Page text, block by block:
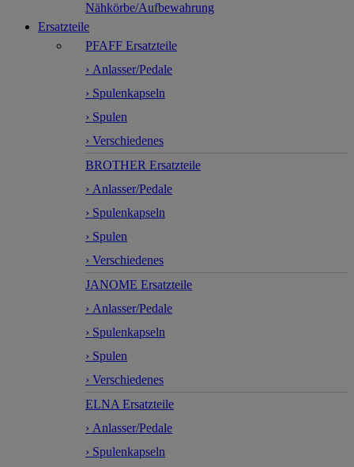
Nähkörbe/Aufbewahrung
Ersatzteile
PFAFF Ersatzteile
› Anlasser/Pedale
› Spulenkapseln
› Spulen
› Verschiedenes
BROTHER Ersatzteile
› Anlasser/Pedale
› Spulenkapseln
› Spulen
› Verschiedenes
JANOME Ersatzteile
› Anlasser/Pedale
› Spulenkapseln
› Spulen
› Verschiedenes
ELNA Ersatzteile
› Anlasser/Pedale
› Spulenkapseln